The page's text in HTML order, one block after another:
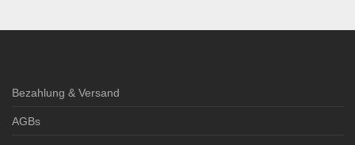
Bezahlung & Versand
AGBs